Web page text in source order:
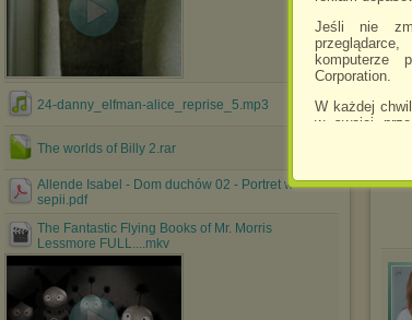
Jeśli nie
komputerze
Corporation.
W każdej
w swojej
spowodować
W
prosimy o
24-danny_elfman-alice_reprise_5.mp3
The worlds of Billy 2.rar
Allende Isabel - Dom duchów 02 - Portret w
sepii.pdf
The Fantastic Flying Books of Mr. Morris
Lessmore FULL....mkv